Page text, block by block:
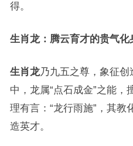
得。
生肖龙：腾云育才的贵气化
生肖龙乃九五之尊，象征创
中，龙属“点石成金”之能
理有言：“龙行雨施”，其教
造英才。